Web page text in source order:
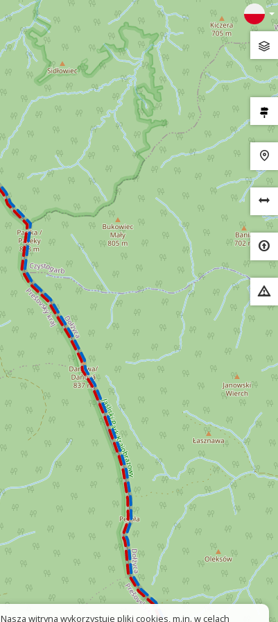
Nasza witryna wykorzystuje pliki cookies, m.in. w celach